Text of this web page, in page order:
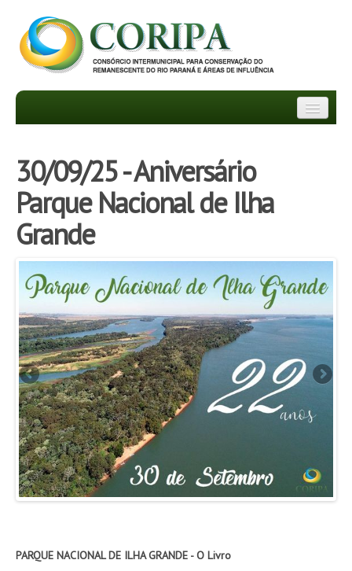
DEPARTAMENTOS
TRANSPARÊNCIA
INFORMATIVOS
NOTÍCIAS
FAQ
PROJETOS
AGENDA
FOTOS
VÍDEOS
OUVIDORIA
FACEBOOK
30/09/25 - Aniversário
Parque Nacional de Ilha
Grande
PARQUE NACIONAL DE ILHA GRANDE - O Livro